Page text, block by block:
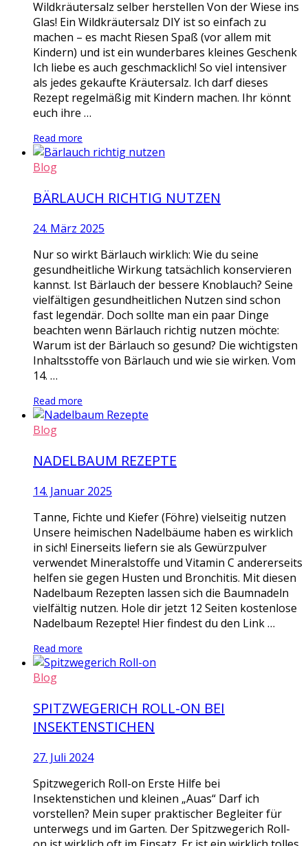
Wildkräutersalz selber herstellen Von der Wiese ins
Glas! Ein Wildkräutersalz DIY ist so einfach zu
machen – es macht Riesen Spaß (vor allem mit
Kindern) und ist ein wunderbares kleines Geschenk
Ich liebe es auch geschmacklich! So viel intensiver
als jedes gekaufte Kräutersalz. Ich darf dieses
Rezept regelmäßig mit Kindern machen. Ihr könnt
euch ihre …
Read more
Blog
BÄRLAUCH RICHTIG NUTZEN
24. März 2025
Nur so wirkt Bärlauch wirklich: Wie du seine
gesundheitliche Wirkung tatsächlich konservieren
kannst. Ist Bärlauch der bessere Knoblauch? Seine
vielfältigen gesundheitlichen Nutzen sind schon
fast legendär. Doch sollte man ein paar Dinge
beachten wenn Bärlauch richtig nutzen möchte:
Warum ist der Bärlauch so gesund? Die wichtigsten
Inhaltsstoffe von Bärlauch und wie sie wirken. Vom
14. …
Read more
Blog
NADELBAUM REZEPTE
14. Januar 2025
Tanne, Fichte und Kiefer (Föhre) vielseitig nutzen
Unsere heimischen Nadelbäume haben es wirklich
in sich! Einerseits liefern sie als Gewürzpulver
verwendet Mineralstoffe und Vitamin C andererseits
helfen sie gegen Husten und Bronchitis. Mit diesen
Nadelbaum Rezepten lassen sich die Baumnadeln
vielfältig nutzen. Hole dir jetzt 12 Seiten kostenlose
Nadelbaum Rezepte! Hier findest du den Link …
Read more
Blog
SPITZWEGERICH ROLL-ON BEI
INSEKTENSTICHEN
27. Juli 2024
Spitzwegerich Roll-on Erste Hilfe bei
Insektenstichen und kleinen „Auas“ Darf ich
vorstellen? Mein super praktischer Begleiter für
unterwegs und im Garten. Der Spitzwegerich Roll-